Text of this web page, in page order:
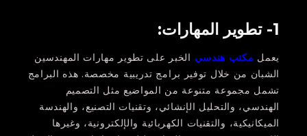
1- تطوير المهارات:
يعمل مكتب هندسي الخبر على تطوير مهارات المهندسين
الشبان من خلال توفير برامج تدريبية مخصصة. هذه البرامج
تشمل مجموعة متنوعة من المواضيع مثل التصميم
الهندسي، والتحليل الإنشائي، وتقنيات التصنيع، والهندسة
الميكانيكية، والتقنيات الكهربائية والإلكترونية، وغيرها